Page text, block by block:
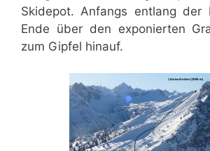
Skidepot. Anfangs entlang der
Ende über den exponierten
zum Gipfel hinauf.